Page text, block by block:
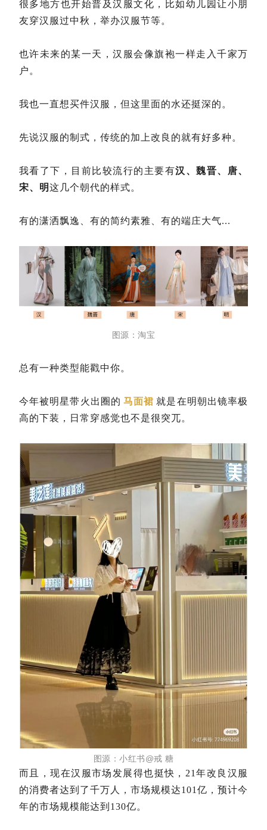
很多地方也开始普及汉服文化，比如幼儿园让小朋
友穿汉服过中秋，举办汉服节等。
也许未来的某一天，汉服会像旗袍一样走入千家万
户。
我也一直想买件汉服，但这里面的水还挺深的。
先说汉服的制式，传统的加上改良的就有好多种。
我看了下，目前比较流行的主要有汉、魏晋、唐、
宋、明这几个朝代的样式。
有的潇洒飘逸、有的简约素雅、有的端庄大气...
图源：淘宝
总有一种类型能戳中你。
今年被明星带火出圈的 马面裙 就是在明朝出镜率极
高的下装，日常穿感觉也不是很突兀。
图源：小红书@戒 糖
而且，现在汉服市场发展得也挺快，21年改良汉服
的消费者达到了千万人，市场规模达101亿，预计今
年的市场规模能达到130亿。